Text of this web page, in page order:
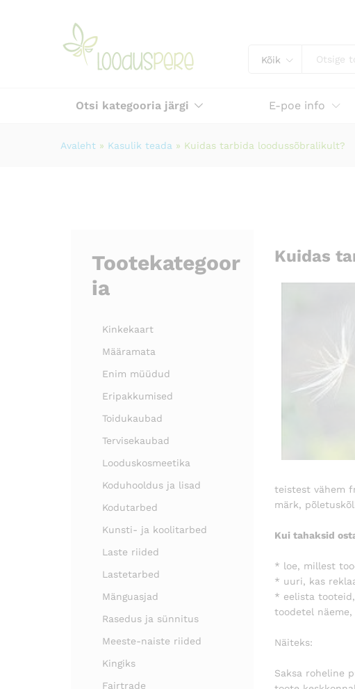
Kõik
Otsi kategooria järgi E-poe info
Avaleht » Kasulik teada » Kuidas tarbida loodussõbralikult?
Tootekategoor
ia
Kinkekaart
Määramata
Enim müüdud
Eripakkumised
Toidukaubad
Tervisekaubad
Looduskosmeetika
Koduhooldus ja lisad
Kodutarbed
Kunsti- ja koolitarbed
Laste riided
Lastetarbed
Mänguasjad
Rasedus ja sünnitus
Meeste-naiste riided
Kingiks
Fairtrade
Kuidas
teistest vähem
märk,
Kui tahaksid
* loe, millest
* uuri, kas
* eelista
toodetel
Näiteks:
Saksa roheline